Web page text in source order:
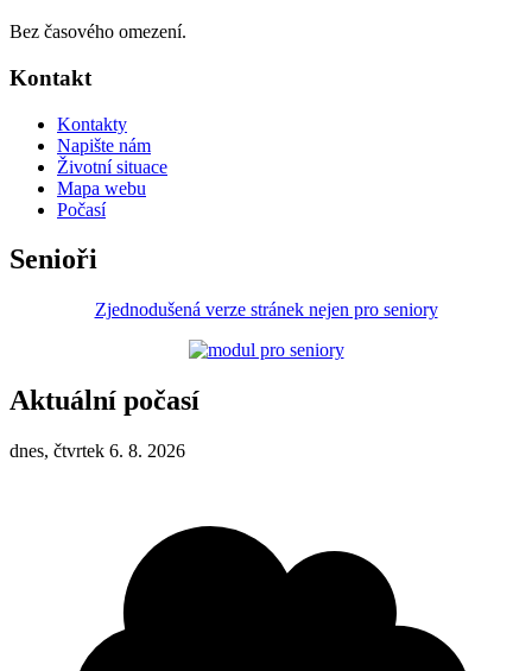
Bez časového omezení.
Kontakt
Kontakty
Napište nám
Životní situace
Mapa webu
Počasí
Senioři
Zjednodušená verze stránek nejen pro seniory
Aktuální počasí
dnes, čtvrtek 6. 8. 2026